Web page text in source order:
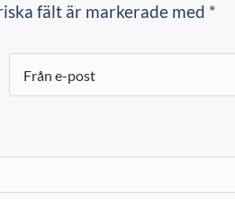
fält är markerade med *